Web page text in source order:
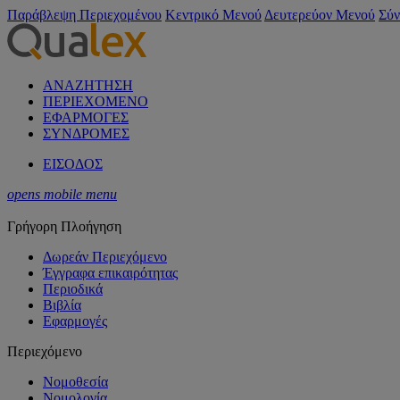
Παράβλεψη Περιεχομένου Κεντρικό Μενού Δευτερεύον Μενού
ΑΝΑΖΗΤΗΣΗ
ΠΕΡΙΕΧΟΜΕΝΟ
ΕΦΑΡΜΟΓΕΣ
ΣΥΝΔΡΟΜΕΣ
ΕΙΣΟΔΟΣ
opens mobile menu
Γρήγορη Πλοήγηση
Δωρεάν Περιεχόμενο
Έγγραφα επικαιρότητας
Περιοδικά
Βιβλία
Εφαρμογές
Περιεχόμενο
Νομοθεσία